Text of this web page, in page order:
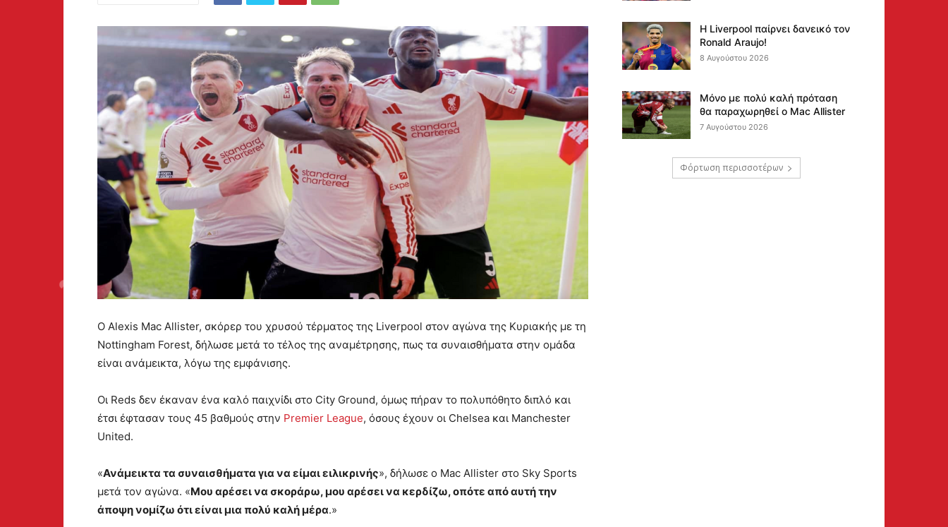
Ο Alexis Mac Allister, σκόρερ του χρυσού τέρματος της Liverpool στον αγώνα της Κυριακής με τη
Nottingham Forest, δήλωσε μετά το τέλος της αναμέτρησης, πως τα συναισθήματα στην ομάδα
είναι ανάμεικτα, λόγω της εμφάνισης.
Οι Reds δεν έκαναν ένα καλό παιχνίδι στο City Ground, όμως πήραν το πολυπόθητο διπλό και
έτσι έφτασαν τους 45 βαθμούς στην Premier League, όσους έχουν οι Chelsea και Manchester
United.
«Ανάμεικτα τα συναισθήματα για να είμαι ειλικρινής», δήλωσε ο Mac Allister στο Sky Sports
μετά τον αγώνα. «Μου αρέσει να σκοράρω, μου αρέσει να κερδίζω, οπότε από αυτή την
άποψη νομίζω ότι είναι μια πολύ καλή μέρα.»
Η Liverpool παίρνει δανεικό τον
Ronald Araujo!
8 Αυγούστου 2026
Μόνο με πολύ καλή πρόταση
θα παραχωρηθεί ο Mac Allister
7 Αυγούστου 2026
Φόρτωση περισσοτέρων